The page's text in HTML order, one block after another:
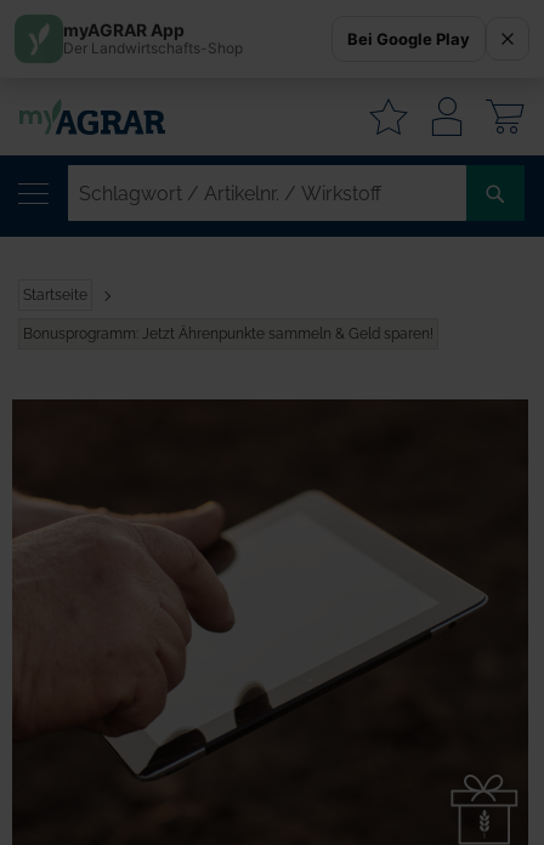
Startseite
Bonusprogramm: Jetzt Ährenpunkte sammeln & Geld sparen!
myAGRAR App
Der Landwirtschafts-Shop Bei Google Play